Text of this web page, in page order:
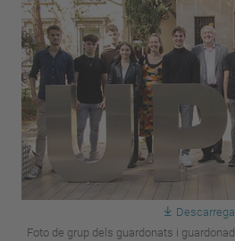
Foto de grup dels guardonats i